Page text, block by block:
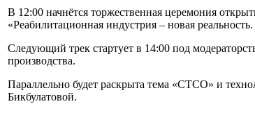
В 12:00 начнётся торжественная церемония
«Реабилитационная индустрия – новая
Следующий трек стартует в 14:00 под
производства.
Параллельно будет раскрыта тема «СТСО» и
Бикбулатовой.